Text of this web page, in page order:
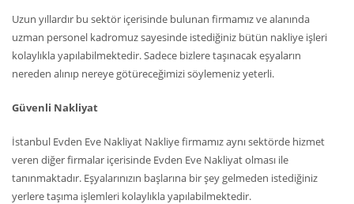
Uzun yıllardır bu sektör içerisinde bulunan firmamız ve alanında
uzman personel kadromuz sayesinde istediğiniz bütün nakliye işleri
kolaylıkla yapılabilmektedir. Sadece bizlere taşınacak eşyaların
nereden alınıp nereye götüreceğimizi söylemeniz yeterli.
Güvenli Nakliyat
İstanbul Evden Eve Nakliyat Nakliye firmamız aynı sektörde hizmet
veren diğer firmalar içerisinde Evden Eve Nakliyat olması ile
tanınmaktadır. Eşyalarınızın başlarına bir şey gelmeden istediğiniz
yerlere taşıma işlemleri kolaylıkla yapılabilmektedir.